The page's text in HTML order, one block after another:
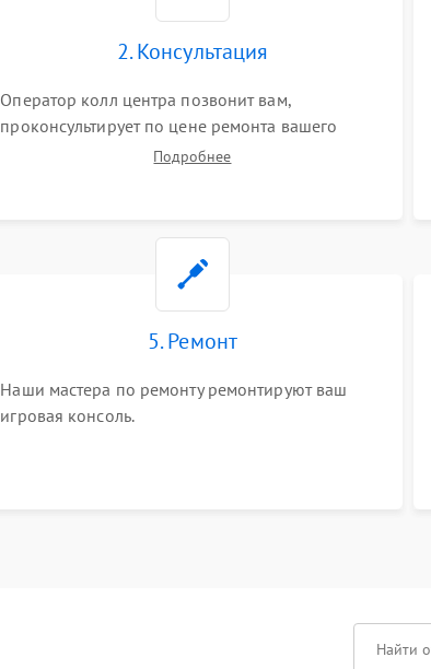
2. Консультация
Оператор колл центра позвонит вам,
проконсультирует по цене ремонта вашего
игровой консоли а также ответит на все ваши
Подробнее
5. Ремонт
Наши мастера по ремонту ремонтируют ваш
игровая консоль.